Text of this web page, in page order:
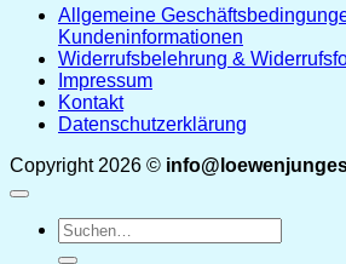
Allgemeine
Kundeninformationen
Widerrufsbelehrung &
Impressum
Kontakt
Datenschutzerklärung
Copyright 2026 ©
Suchen
nach: